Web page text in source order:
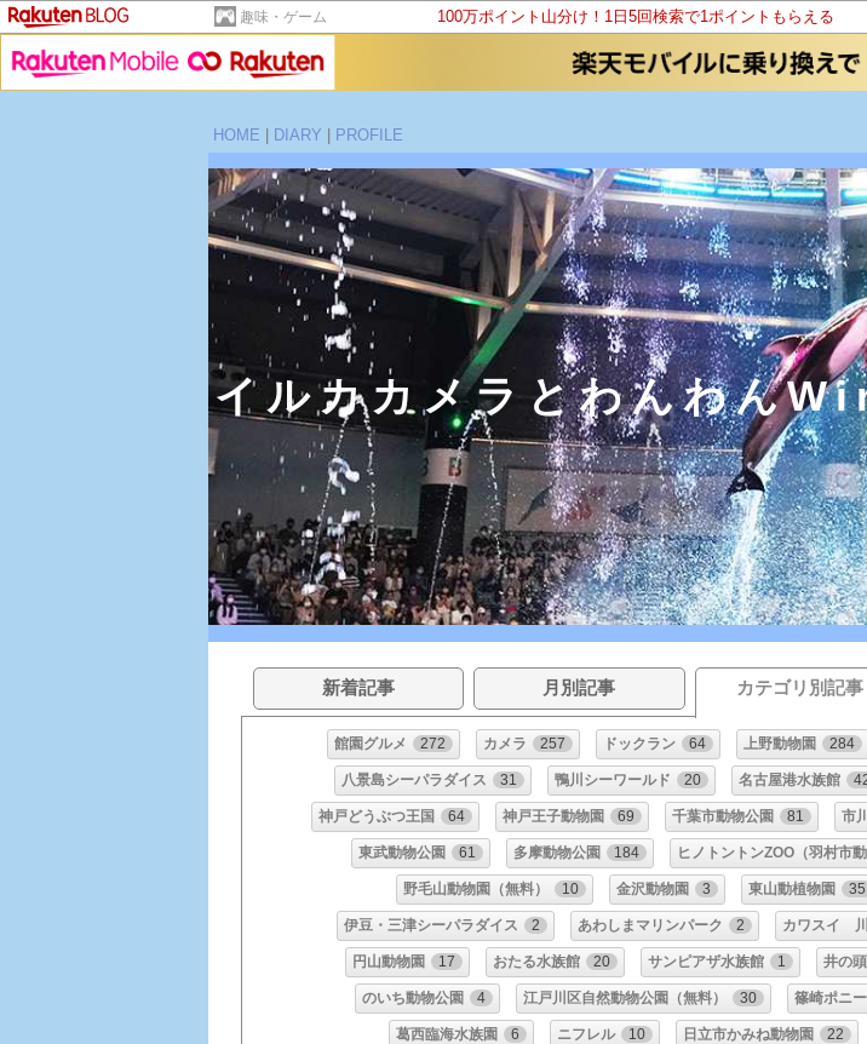
趣味・ゲーム 100万ポイント山分け！1日5回検索で1ポイントもらえる
HOME
DIARY PROFILE
イルカカメラとわんわん
新着記事 月別記事 カテゴリ別記事
館園グルメ 272 カメラ 257 ドックラン 64 上野動物園 284
八景島シーパラダイス 31 鴨川シーワールド 20 名古屋港水族館
神戸どうぶつ王国 64 神戸王子動物園 69 千葉市動物公園 81 市
東武動物公園 61 多摩動物公園 184 ヒノトントンZOO（羽村市動
野毛山動物園（無料） 10 金沢動物園 3 東山動植物園 35
伊豆・三津シーパラダイス 2 あわしまマリンパーク 2 カワスイ
円山動物園 17 おたる水族館 20 サンピアザ水族館 1 井の
のいち動物公園 4 江戸川区自然動物公園（無料） 30 篠崎ポニ
葛西臨海水族園 6 ニフレル 10 日立市かみね動物園 22